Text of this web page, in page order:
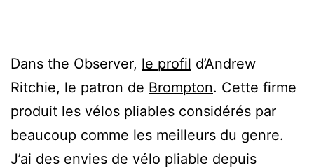
Dans the Observer, le profil d’Andrew
Ritchie, le patron de Brompton. Cette firme
produit les vélos pliables considérés par
beaucoup comme les meilleurs du genre.
J’ai des envies de vélo pliable depuis